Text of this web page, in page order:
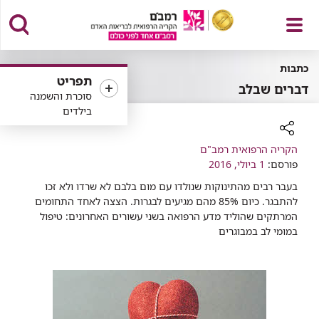
פתח
תפריט
תפריט
סוכרת והשמנה
בילדים
כתבות
דברים שבלב
רכיב
שיתוף
הקריה הרפואית רמב"ם
פורסם: 1 ביולי, 2016
בעבר רבים מהתינוקות שנולדו עם מום בלבם לא שרדו ולא זכו
להתבגר. כיום 85% מהם מגיעים לבגרות. הצצה לאחד התחומים
המרתקים שהוליד מדע הרפואה בשני עשורים האחרונים: טיפול
במומי לב במבוגרים​​​​